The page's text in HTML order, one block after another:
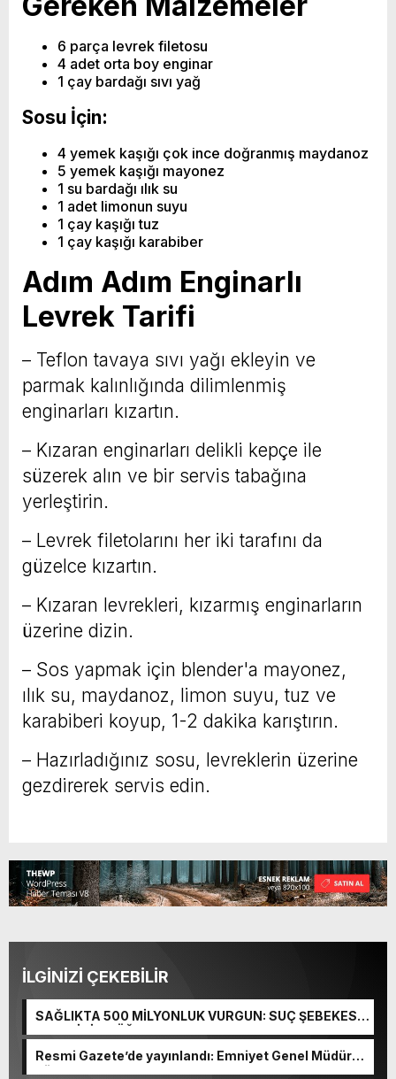
6 parça levrek filetosu
4 adet orta boy enginar
1 çay bardağı sıvı yağ
Sosu İçin:
4 yemek kaşığı çok ince doğranmış maydanoz
5 yemek kaşığı mayonez
1 su bardağı ılık su
1 adet limonun suyu
1 çay kaşığı tuz
1 çay kaşığı karabiber
Adım Adım Enginarlı
Levrek Tarifi
– Teflon tavaya sıvı yağı ekleyin ve
parmak kalınlığında dilimlenmiş
enginarları kızartın.
– Kızaran enginarları delikli kepçe ile
süzerek alın ve bir servis tabağına
yerleştirin.
– Levrek filetolarını her iki tarafını da
güzelce kızartın.
– Kızaran levrekleri, kızarmış enginarların
üzerine dizin.
– Sos yapmak için blender'a mayonez,
ılık su, maydanoz, limon suyu, tuz ve
karabiberi koyup, 1-2 dakika karıştırın.
– Hazırladığınız sosu, levreklerin üzerine
gezdirerek servis edin.
İLGİNİZİ ÇEKEBİLİR
SAĞLIKTA 500 MİLYONLUK VURGUN: SUÇ ŞEBEKESİ
KAÇIŞ İÇİN DÜĞMEYE BASTI!
Resmi Gazete’de yayınlandı: Emniyet Genel Müdürü
görevden alındı!